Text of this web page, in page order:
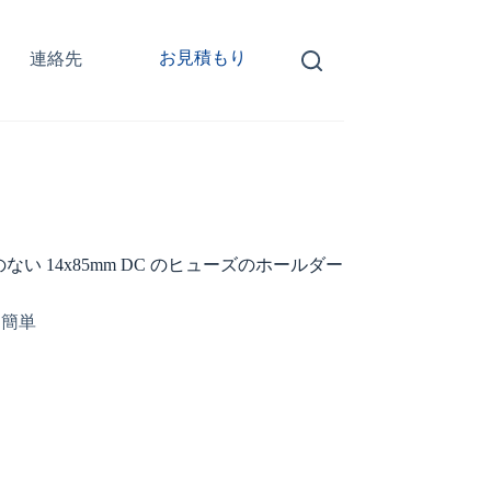
連絡先 お見積もり
ない 14x85mm DC のヒューズのホールダー
単